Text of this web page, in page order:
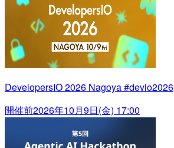
DevelopersIO 2026 Nagoya #devio2026
開催前2026年10月9日(金) 17:00